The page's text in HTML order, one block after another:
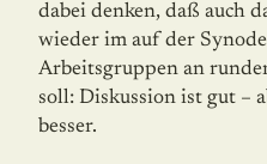
dabei denken, daß auch
wieder im auf der
Arbeitsgruppen an
soll: Diskussion ist gut –
besser.